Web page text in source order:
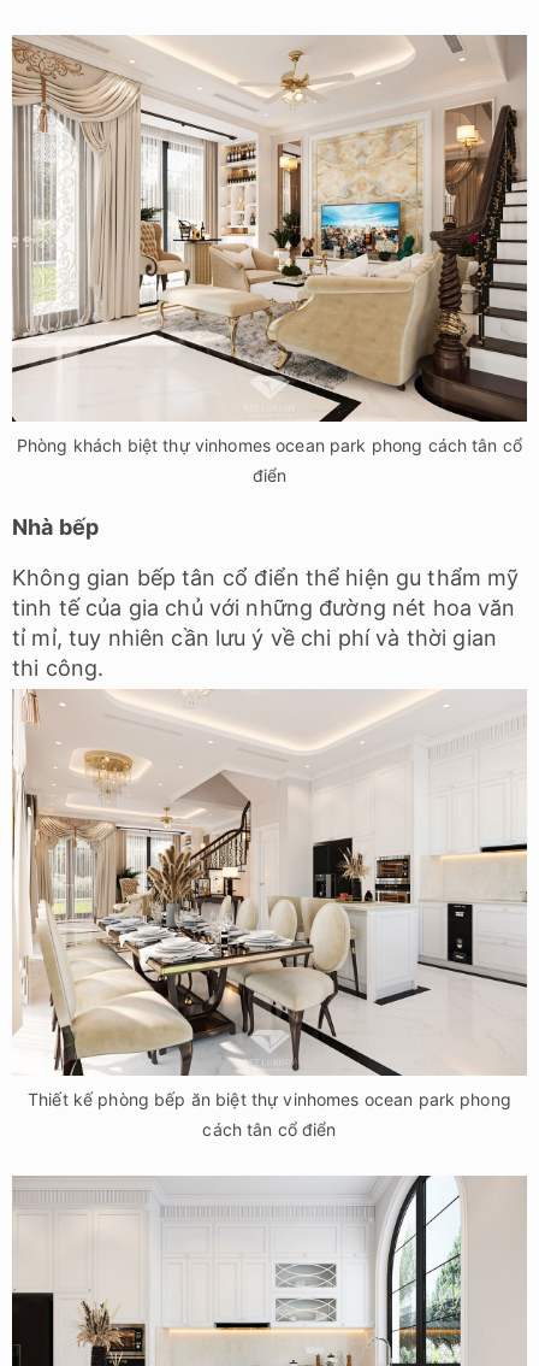
Phòng khách biệt thự vinhomes ocean park phong cách tân cổ
điển
Nhà bếp
Không gian bếp tân cổ điển thể hiện gu thẩm mỹ
tinh tế của gia chủ với những đường nét hoa văn
tỉ mỉ, tuy nhiên cần lưu ý về chi phí và thời gian
thi công.
Thiết kế phòng bếp ăn biệt thự vinhomes ocean park phong
cách tân cổ điển